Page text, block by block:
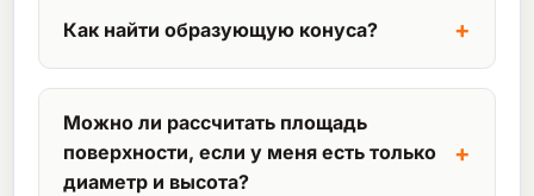
включает только изогнутую, наклонную
поверхности (πr² + πrl) включает в себя
как боковую сторону, ТАК И круглое
основание. Используйте боковую
площадь, когда основание не покрыто
Как найти образующую конуса?
Используйте теорему Пифагора: l = √(r² +
h²), где l — образующая, r — радиус, а h
— высота. Образующая, радиус и высота
образуют прямоугольный треугольник
Можно ли рассчитать площадь
поверхности, если у меня есть только
диаметр и высота?